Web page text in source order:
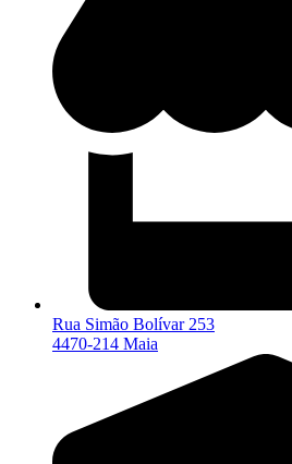
Rua Simão Bolívar 253
4470-214 Maia